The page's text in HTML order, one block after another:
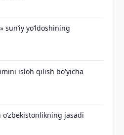
sun’iy yo‘ldoshining
isloh qilish bo'yicha
o‘zbekistonlikning jasadi